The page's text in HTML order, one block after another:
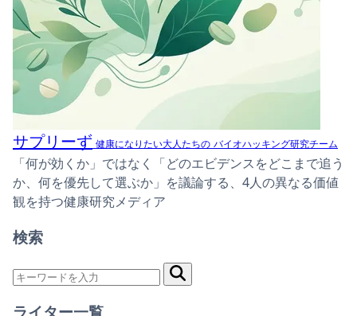
サプリーず 健康になりたい大人たちの バイオハッキング研究チーム
「何が効くか」ではなく「どのエビデンスをどこまで追う
か、何を優先して選ぶか」を議論する、4人の異なる価値
観を持つ健康研究メディア
検索
ライター一覧